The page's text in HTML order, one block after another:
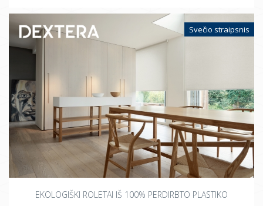
Svečio straipsnis
EKOLOGIŠKI ROLETAI IŠ 100% PERDIRBTO PLASTIKO